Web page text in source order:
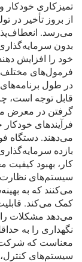
تمیزکاری خودکار
از بروز تأخیر در
می‌رسد.
بدون
خود را افزایش
فرمول‌های مختلف
در طول برنامه‌های
قابل توجه است،
گرفتن در معرض
فرآیندهای
می‌دهند. دستگاه
بازده
کار، بهبود
سیستم‌های نظارت
می‌کنند که به
کمک می‌کند.
می‌دهد مشکلات
نگهداری را به
معناست که شرکت‌ها
سیستم‌های